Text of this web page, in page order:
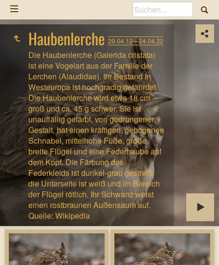
Haubenlerche 29.04.12—24.04.22
Die Haubenlerche (Galerida cristata)
ist eine Vogelart aus der Familie der
Lerchen (Alaudidae). Ihr Bestand in
Westeuropa ist hochgradig gefährdet.
Die Haubenlerche wird etwa 18 cm
groß und ca. 45 g schwer. Sie ist
unauffällig gefärbt, von gedrungener
Gestalt, hat einen kräftigen, gebogenen
Schnabel, mittelhohe Füße, große,
breite Flügel und eine Federhaube auf
dem Kopf. Die Färbung des
Federkleids ist dunkel-grau gestreift,
die Unterseite ist weiß und im Bereich
der Flügel rötlich. Ihr Schwanz weist
einen rostbraunen Außensaum auf.
Quelle: Wikipedia